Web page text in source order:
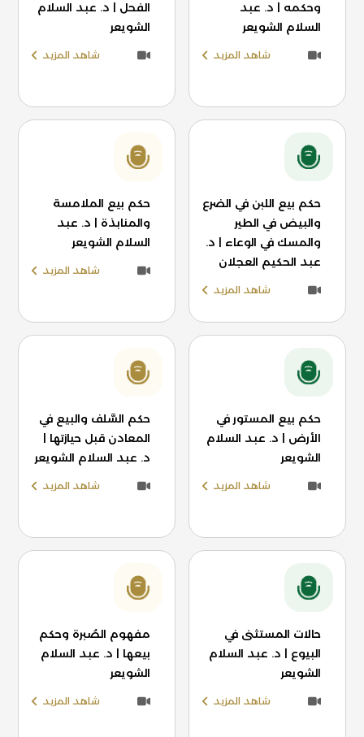
وحكمه | د. عبد
السلام الشويعر
شاهد المزيد
الفحل | د. عبد السلام
الشويعر
شاهد المزيد
حكم بيع اللبن في الضرع
والبيض في الطير
والمسك في الوعاء | د.
عبد الحكيم العجلان
شاهد المزيد
حكم بيع الملامسة
والمنابذة | د. عبد
السلام الشويعر
شاهد المزيد
حكم بيع المستور في
الأرض | د. عبد السلام
الشويعر
شاهد المزيد
حكم السَّلف والبيع في
المعادن قبل حيازتها |
د. عبد السلام الشويعر
شاهد المزيد
حالات المستثنى في
البيوع | د. عبد السلام
الشويعر
شاهد المزيد
مفهوم الصُبرة وحكم
بيعها | د. عبد السلام
الشويعر
شاهد المزيد